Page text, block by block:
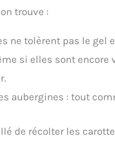
trouve :
ne tolèrent pas le gel
si elles sont
aubergines : tout
de récolter les